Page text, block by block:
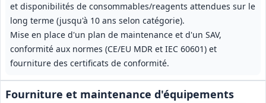
et disponibilités de consommables/reagents attendues sur le
long terme (jusqu'à 10 ans selon catégorie).
Mise en place d'un plan de maintenance et d'un SAV,
conformité aux normes (CE/EU MDR et IEC 60601) et
fourniture des certificats de conformité.
Fourniture et maintenance d'équipements